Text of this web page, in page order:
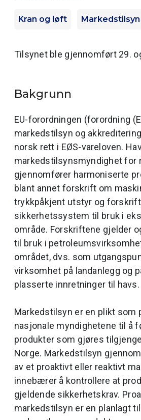
Kran og løft Markedstilsyn
Tilsynet ble gjennomført 29.
Bakgrunn
EU-forordningen (forordning
markedstilsyn og
norsk rett i EØS-vareloven.
markedstilsynsmyndighet for
gjennomfører harmoniserte
blant annet forskrift om
trykkpåkjent utstyr og
sikkerhetssystem til bruk i
område. Forskriftene gjelder
til bruk i
området, dvs. som
virksomhet på landanlegg og
plasserte innretninger til havs.
Markedstilsyn er en plikt som
nasjonale myndighetene til å
produkter som gjøres
Norge. Markedstilsyn
av et proaktivt eller reaktivt
innebærer å kontrollere at
gjeldende sikkerhetskrav.
markedstilsyn er en planlagt